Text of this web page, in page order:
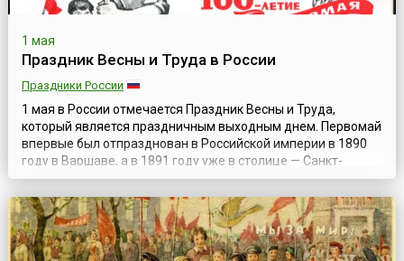
1 мая
Праздник Весны и Труда в России
Праздники России
1 мая в России отмечается Праздник Весны и Труда,
который является праздничным выходным днем. Первомай
впервые был отпразднован в Российской империи в 1890
году в Варшаве, а в 1891 году уже в столице — Санкт-
Петербурге. Данный праздник был установлен в июле 1889
года Парижским конгрессом II Интернационала в память о
выступлении рабочих Чикаго 1 мая 1886 года. Впервые в
России праздник был ...